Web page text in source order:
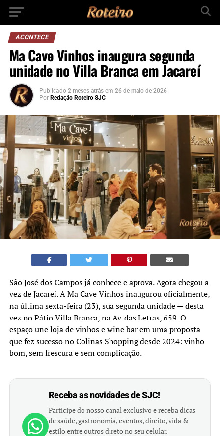
ACONTECE
Ma Cave Vinhos inaugura segunda
unidade no Villa Branca em Jacareí
Publicado 2 meses atrás em 26 de maio de 2026
Por Redação Roteiro SJC
São José dos Campos já conhece e aprova. Agora chegou a
vez de Jacareí. A Ma Cave Vinhos inaugurou oficialmente,
na última sexta-feira (23), sua segunda unidade — desta
vez no Pátio Villa Branca, na Av. das Letras, 659. O
espaço une loja de vinhos e wine bar em uma proposta
que fez sucesso no Colinas Shopping desde 2024: vinho
bom, sem frescura e sem complicação.
Receba as novidades de SJC!
Participe do nosso canal exclusivo e receba dicas
de saúde, gastronomia, eventos, direito, vida &
estilo entre outros direto no seu celular.